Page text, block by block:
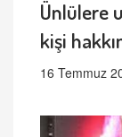
Ünlülere
kişi
16 Temmuz